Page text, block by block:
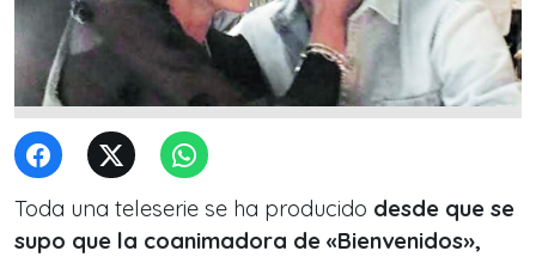
Toda una teleserie se ha producido desde que se
supo que la coanimadora de «Bienvenidos»,